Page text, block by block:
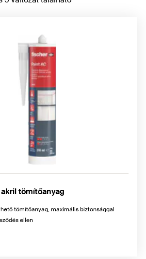
tömítőanyag
tömítőanyag, maximális biztonsággal
ellen